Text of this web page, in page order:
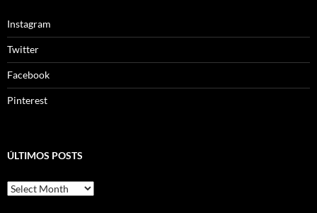
Instagram
Twitter
Facebook
Pinterest
ÚLTIMOS POSTS
ÚLTIMOS
POSTS